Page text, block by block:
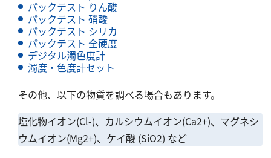
パックテスト りん酸
パックテスト 硝酸
パックテスト シリカ
パックテスト 全硬度
デジタル濁色度計
濁度・色度計セット
その他、以下の物質を調べる場合もあります。
塩化物イオン(Cl-)、カルシウムイオン(Ca2+)、マグネシ
ウムイオン(Mg2+)、ケイ酸 (SiO2) など